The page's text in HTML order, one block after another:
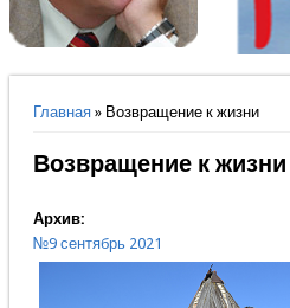
Вы здесь
Главная» Возвращение к жизни
Возвращение к жизни
Архив:
№9 сентябрь 2021